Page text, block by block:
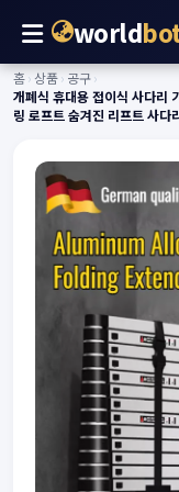
world
홈›상품› 공구›
개폐식 휴대용 접이식 사다리
링 로프트 숨겨진 리프트 사다